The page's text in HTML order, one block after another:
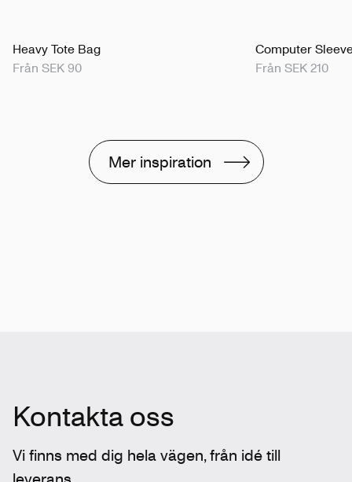
Heavy Tote Bag
Från SEK 90
Computer
Från SEK 210
Mer inspiration
Kontakta oss
Vi finns med dig hela vägen, från idé till